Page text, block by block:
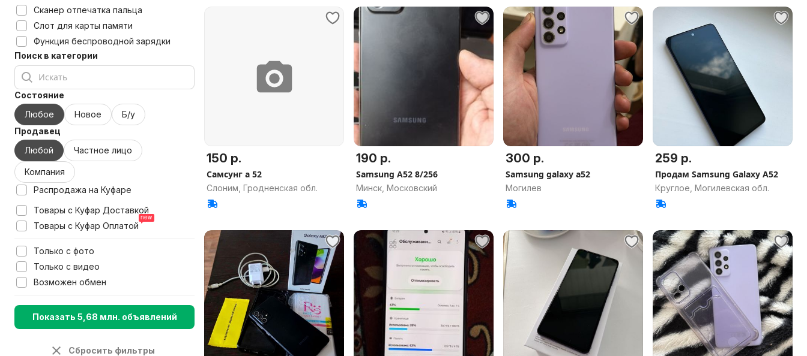
Сканер отпечатка пальца
Слот для карты памяти
Функция беспроводной зарядки
Поиск в категории
Состояние
Любое
Новое
Б/у
Продавец
Любой
Частное лицо
Компания
Распродажа на Куфаре
Товары с Куфар Доставкой
Товары с Куфар Оплатой
Только с фото
Только с видео
Возможен обмен
Показать 5,68 млн. объявлений
Сбросить фильтры
150 р.
Самсунг а 52
Слоним, Гродненская обл.
190 р.
Samsung A52 8/256
Минск, Московский
300 р.
Samsung galaxy a52
Могилев
259 р.
Продам Samsung Galaxy A52
Круглое, Могилевская обл.